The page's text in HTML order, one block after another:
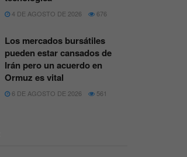
4 DE AGOSTO DE 2026 676
Los mercados bursátiles
pueden estar cansados de
Irán pero un acuerdo en
Ormuz es vital
6 DE AGOSTO DE 2026 561